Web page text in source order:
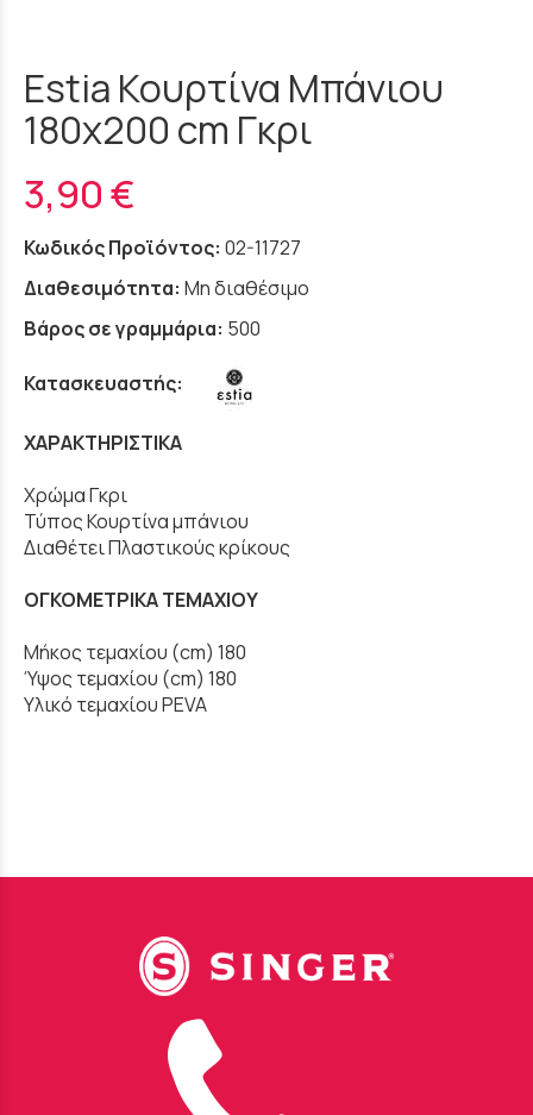
Estia Κουρτίνα Μπάνιου
180x200 cm Γκρι
3,90 €
Κωδικός Προϊόντος: 02-11727
Διαθεσιμότητα: Μη διαθέσιμο
Βάρος σε γραμμάρια: 500
Κατασκευαστής:
ΧΑΡΑΚΤΗΡΙΣΤΙΚΑ
Χρώμα Γκρι
Τύπος Κουρτίνα μπάνιου
Διαθέτει Πλαστικούς κρίκους
ΟΓΚΟΜΕΤΡΙΚΑ ΤΕΜΑΧΙΟΥ
Μήκος τεμαχίου (cm) 180
Ύψος τεμαχίου (cm) 180
Υλικό τεμαχίου PEVA